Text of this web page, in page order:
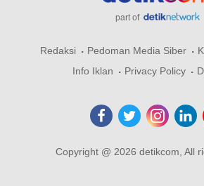
part of
Redaksi Pedoman Media Siber
Info Iklan
Privacy Policy
Copyright @ 2026 detikcom, All